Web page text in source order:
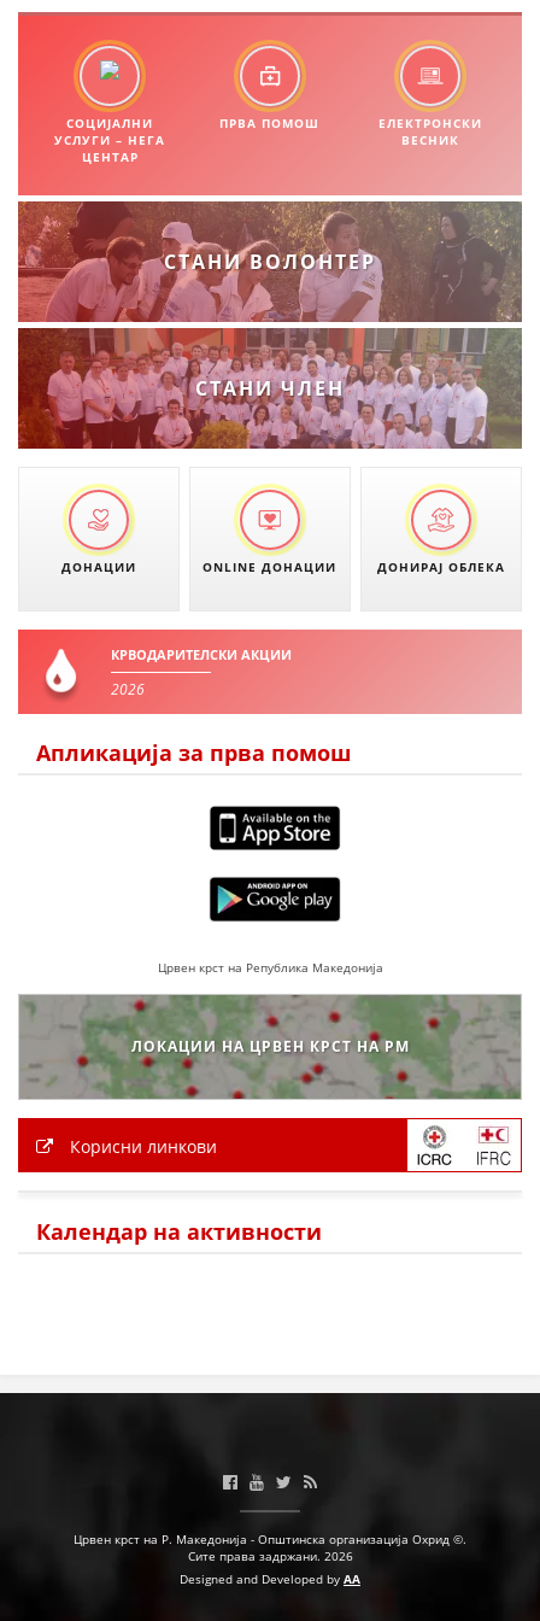
ЗНАЧЕЊЕ НА СЛУЖБАТА ЗА БАРАЊЕ
ФОРМУЛАРИ ЗА БАРАЊА
ЗДРАВСТВЕНО ПРЕВЕНТИВНА ДЕЈНОСТ
КРВОДАРИТЕЛСТВО
ИНФОРМАЦИИ ЗА БОЛЕСТИ
МЕНАЏМЕНТ НА ВОЛОНТЕРИ
ЗА НАС
СТРАТЕГИИ
БРОШУРИ
ПРЕЗЕНТАЦИИ
СОЦИЈАЛНИ
УСЛУГИ – НЕГА
ЦЕНТАР
ПРВА ПОМОШ
ЕЛЕКТРОНСКИ
ВЕСНИК
СТАНИ ВОЛОНТЕР
СТАНИ ЧЛЕН
ДОНАЦИИ ONLINE ДОНАЦИИ ДОНИРАЈ ОБЛЕКА
КРВОДАРИТЕЛСКИ АКЦИИ
2026
Апликација за прва помош
Црвен крст на Република Македонија
ЛОКАЦИИ НА ЦРВЕН КРСТ НА РМ
Корисни линкови
Календар на активности
Црвен крст на Р. Македонија - Општинска организација Охрид ©.
Сите права задржани. 2026
Designed and Developed by AA